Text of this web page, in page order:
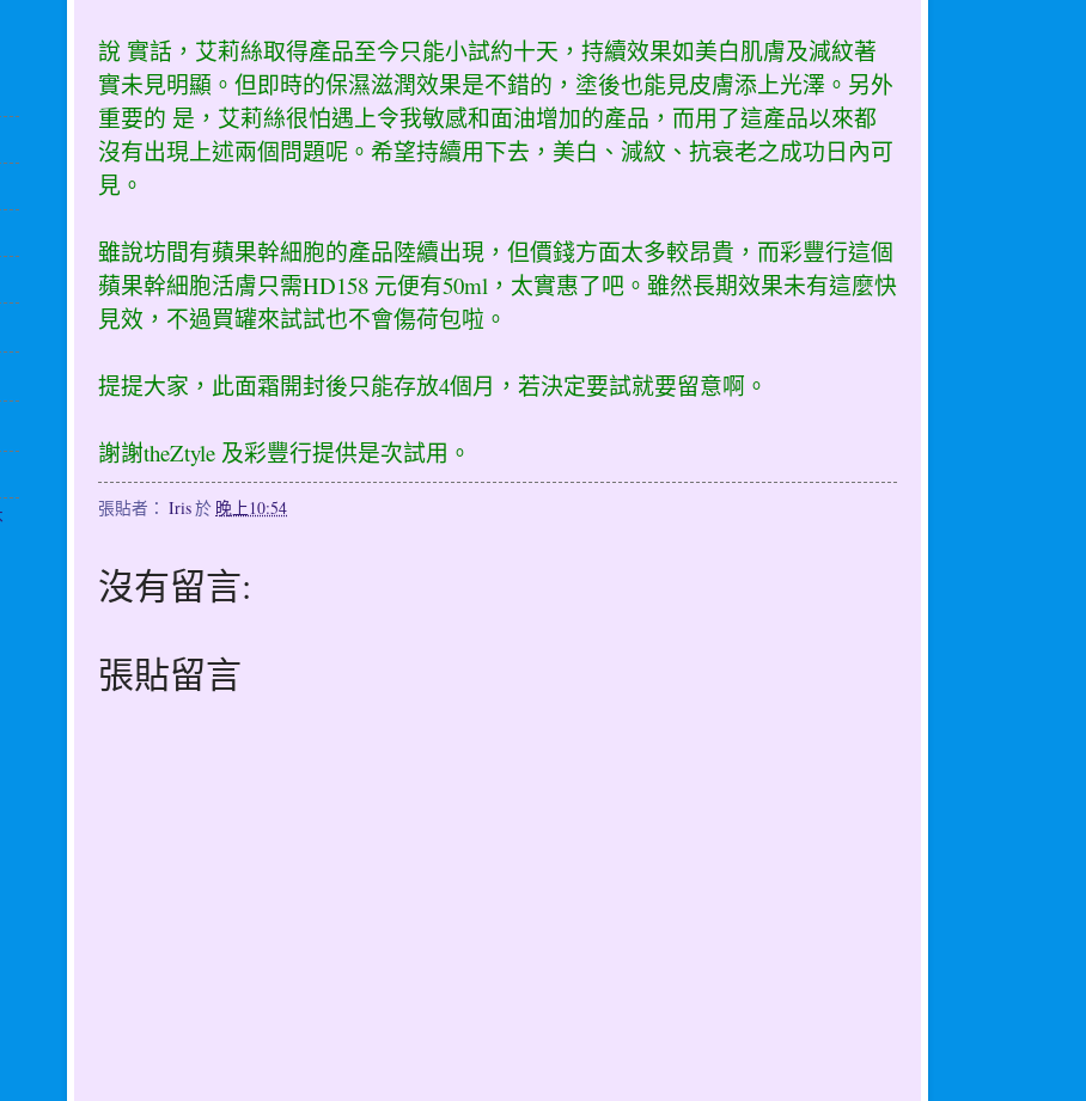
說 實話，艾莉絲取得產品至今只能小試約十天，持續效果如美白肌膚及減紋著
實未見明顯。但即時的保濕滋潤效果是不錯的，塗後也能見皮膚添上光澤。另外
重要的 是，艾莉絲很怕遇上令我敏感和面油增加的產品，而用了這產品以來都
沒有出現上述兩個問題呢。希望持續用下去，美白、減紋、抗衰老之成功日內可
見。
雖說坊間有蘋果幹細胞的產品陸續出現，但價錢方面太多較昂貴，而彩豐行這個
蘋果幹細胞活膚只需HD158 元便有50ml，太實惠了吧。雖然長期效果未有這麼快
見效，不過買罐來試試也不會傷荷包啦。
提提大家，此面霜開封後只能存放4個月，若決定要試就要留意啊。
謝謝theZtyle 及彩豐行提供是次試用。
張貼者： Iris於 晚上10:54
沒有留言:
張貼留言